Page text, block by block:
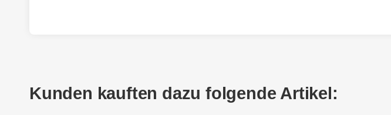
Kunden kauften dazu folgende Artikel: